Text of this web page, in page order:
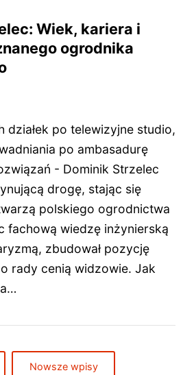
Wiek, kariera i
ogrodnika
działek po telewizyjne studio,
po ambasadurę
- Dominik Strzelec
drogę, stając się
polskiego ogrodnictwa
fachową wiedzę inżynierską
zbudował pozycję
rady cenią widzowie. Jak
Nowsze wpisy